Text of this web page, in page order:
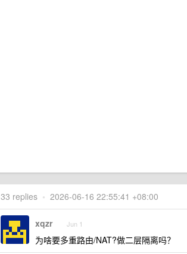
33 replies • 2026-06-16 22:55:41 +08:00
xqzr Jun 1
为啥要多重路由/NAT?做二层隔离吗？